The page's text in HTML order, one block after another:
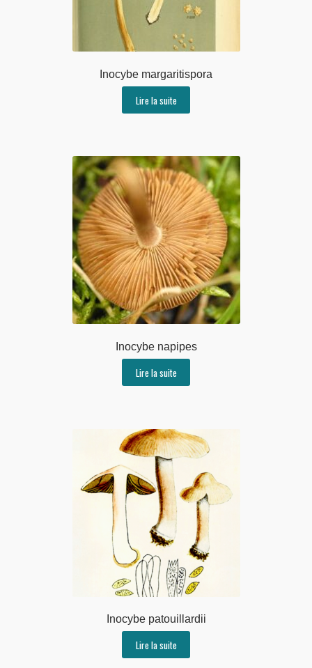
Inocybe margaritispora
Lire la suite
Inocybe napipes
Lire la suite
Inocybe patouillardii
Lire la suite